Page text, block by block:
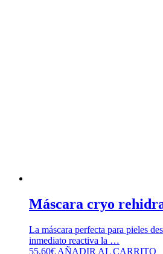
Máscara cryo
La máscara perfecta para pieles
inmediato reactiva la …
55,60€ AÑADIR AL CARRITO